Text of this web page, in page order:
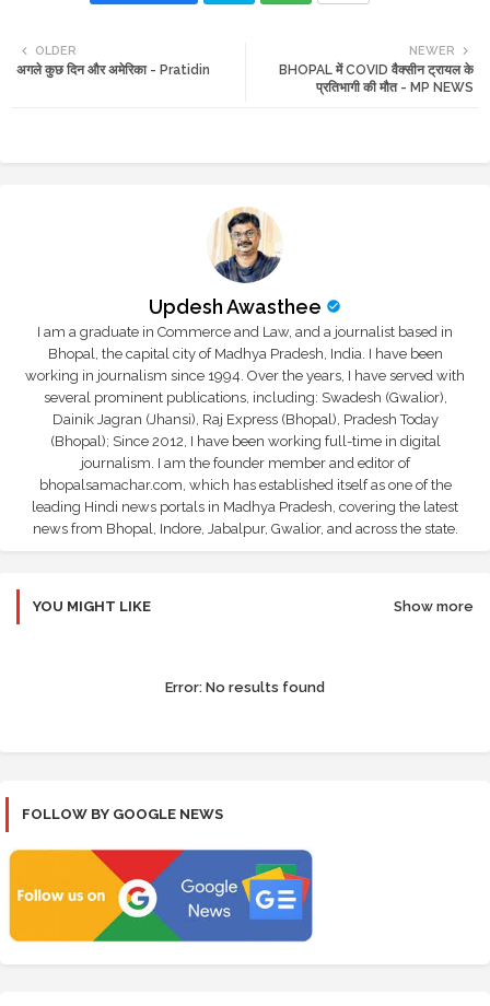
ats
NEWER
BHOPAL में COVID वैक्सीन ट्रायल के
प्रतिभागी की मौत - MP NEWS
OLDER
अगले कुछ दिन और अमेरिका - Pratidin
Updesh Awasthee
I am a graduate in Commerce and Law, and a journalist based in
Bhopal, the capital city of Madhya Pradesh, India. I have been
working in journalism since 1994. Over the years, I have served with
several prominent publications, including: Swadesh (Gwalior),
Dainik Jagran (Jhansi), Raj Express (Bhopal), Pradesh Today
(Bhopal); Since 2012, I have been working full-time in digital
journalism. I am the founder member and editor of
bhopalsamachar.com, which has established itself as one of the
leading Hindi news portals in Madhya Pradesh, covering the latest
news from Bhopal, Indore, Jabalpur, Gwalior, and across the state.
YOU MIGHT LIKE Show more
Error: No results found
FOLLOW BY GOOGLE NEWS